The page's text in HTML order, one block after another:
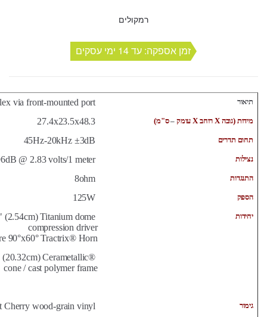
רמקולים
זמן אספקה: עד 14 ימי עסקים
תיאור
מידות (גובה X רוחב X עומק –ס"מ)
תחום תדרים
נצילות 96dB @ 2.83 volts/1 meter
התנגדות
הספק
יחידות
Titanium dome
compression driver
90°x60° Tractrix® Horn
Cerametallic®
cone / cast polymer frame
גימור